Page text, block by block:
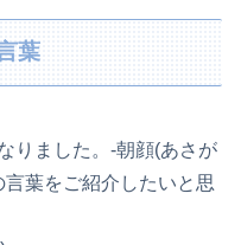
葉
りました。-朝顔(あさが
葉をご紹介したいと思